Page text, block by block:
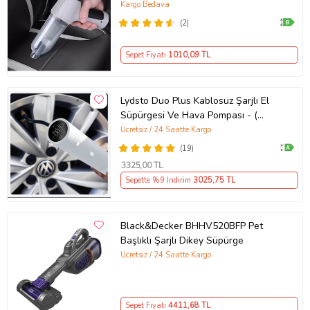
yıkanabilir ve 3 adet yedek filtre sayesinde her zaman maksimum
performansta çalışır. Mutfaklarınız her zaman temiz kalsın!
Net ağırlık (kg): 0.97
Voltaj (V): 12
Brüt ağırlık (kg): 1.35
Ürünün derinliği (mm): 110
Ambalajlı ürünün yüksekliği: 772
Paketlenmiş ürünün derinliği: 759
Paketlenmiş ürünün genişliği (mm): 415
Ürünün yüksekliği (mm): 450
Ürün Kodu:kcm84994188
Mini kuru vakum süpürge (Beyaz)
(2)
Kargo Bedava
Sepet Fiyatı 1010,09 TL
Lydsto Duo Plus Kablosuz Şarjlı El
Süpürgesi Ve Hava Pompası - (
Lydsto Türkiye Garantili )
(19)
Ücretsiz / 24 Saatte Kargo
3325,00 TL
Sepette %9 İndirim 3025,75 TL
Black&Decker BHHV520BFP Pet
Başlıklı Şarjlı Dikey Süpürge
Ücretsiz / 24 Saatte Kargo
Sepet Fiyatı 4411,68 TL